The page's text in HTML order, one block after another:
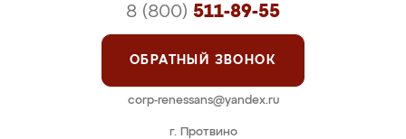
г. Протвино
8 (800) 511-89-55
ОБРАТНЫЙ ЗВОНОК
corp-renessans@yandex.ru